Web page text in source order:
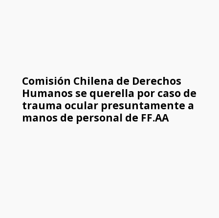
Comisión Chilena de Derechos
Humanos se querella por caso de
trauma ocular presuntamente a
manos de personal de FF.AA